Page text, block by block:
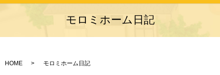
モロミホーム日記
HOME モロミホーム日記